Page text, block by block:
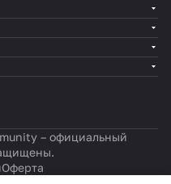
– официальный
Оферта